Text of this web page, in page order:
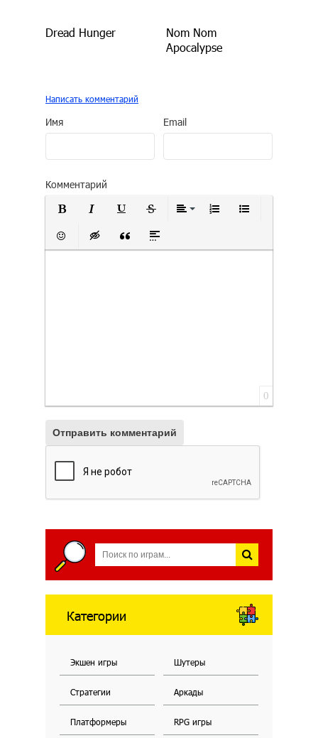
Dread Hunger
Nom Nom
Apocalypse
Написать комментарий
Имя Email
Комментарий
Полужирный
Вставить смайлик
Вставка скрытого текста
Вставка цитаты
Вставка спойлера
0
Отправить комментарий
Категории
Экшен игры Шутеры
Стратегии Аркады
Платформеры RPG игры